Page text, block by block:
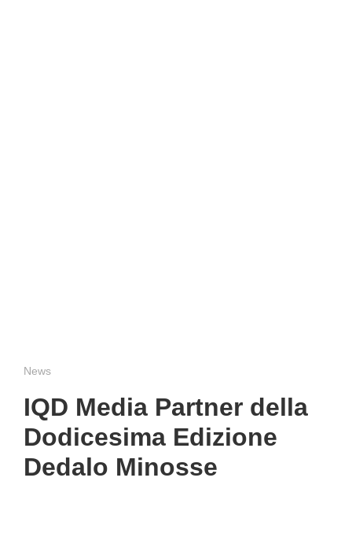
News
IQD Media Partner della
Dodicesima Edizione
Dedalo Minosse